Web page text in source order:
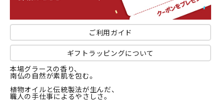
ご利用ガイド
ギフトラッピングについて
本場グラースの香り、
南仏の自然が素肌を包む。
植物オイルと伝統製法が生んだ、
職人の手仕事によるやさしさ。